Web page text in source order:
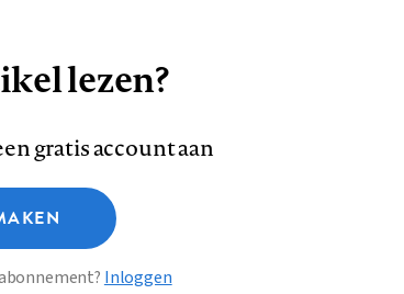
Privacy About us
Deze site gebruikt cookies
lezen?
gratis account aan
Inloggen